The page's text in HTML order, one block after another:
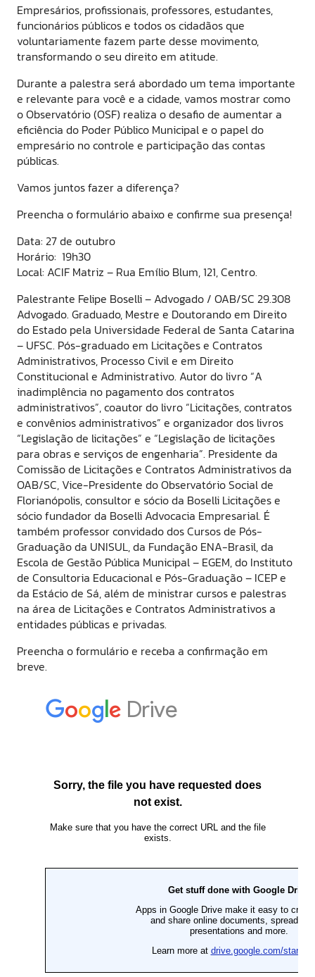
Empresários, profissionais, professores, estudantes,
funcionários públicos e todos os cidadãos que
voluntariamente fazem parte desse movimento,
transformando o seu direito em atitude.
Durante a palestra será abordado um tema importante
e relevante para você e a cidade, vamos mostrar como
o Observatório (OSF) realiza o desafio de aumentar a
eficiência do Poder Público Municipal e o papel do
empresário no controle e participação das contas
públicas.
Vamos juntos fazer a diferença?
Preencha o formulário abaixo e confirme sua presença!
Data: 27 de outubro
Horário: 19h30
Local: ACIF Matriz – Rua Emílio Blum, 121, Centro.
Palestrante Felipe Boselli – Advogado / OAB/SC 29.308
Advogado. Graduado, Mestre e Doutorando em Direito
do Estado pela Universidade Federal de Santa Catarina
– UFSC. Pós-graduado em Licitações e Contratos
Administrativos, Processo Civil e em Direito
Constitucional e Administrativo. Autor do livro “A
inadimplência no pagamento dos contratos
administrativos”, coautor do livro “Licitações, contratos
e convênios administrativos” e organizador dos livros
“Legislação de licitações” e “Legislação de licitações
para obras e serviços de engenharia”. Presidente da
Comissão de Licitações e Contratos Administrativos da
OAB/SC, Vice-Presidente do Observatório Social de
Florianópolis, consultor e sócio da Boselli Licitações e
sócio fundador da Boselli Advocacia Empresarial. É
também professor convidado dos Cursos de Pós-
Graduação da UNISUL, da Fundação ENA-Brasil, da
Escola de Gestão Pública Municipal – EGEM, do Instituto
de Consultoria Educacional e Pós-Graduação – ICEP e
da Estácio de Sá, além de ministrar cursos e palestras
na área de Licitações e Contratos Administrativos a
entidades públicas e privadas.
Preencha o formulário e receba a confirmação em
breve.